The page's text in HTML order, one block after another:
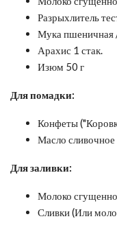
Разрыхлитель
Мука пшеничная
Арахис 1 стак.
Изюм 50 г
Для помадки:
Конфеты
Масло сливочное
Для заливки:
Молоко
Сливки (Или